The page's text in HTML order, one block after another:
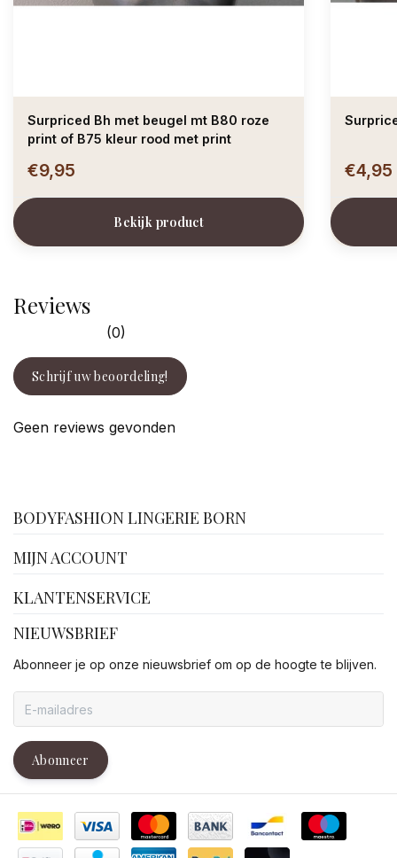
Surpriced Bh met beugel mt B80 roze
print of B75 kleur rood met print
€9,95
Bekijk product
€4,95
Reviews
(0)
Schrijf uw beoordeling!
Geen reviews gevonden
BODYFASHION LINGERIE BORN
MIJN ACCOUNT
KLANTENSERVICE
NIEUWSBRIEF
Abonneer je op onze nieuwsbrief om op de hoogte te blijven.
Abonneer